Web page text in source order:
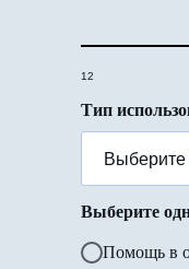
12
Тип
Выберите
Помощь в